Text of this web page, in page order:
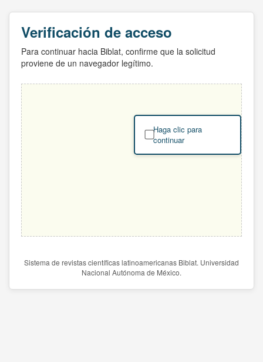
Verificación de acceso
Para continuar hacia Biblat, confirme que la solicitud
proviene de un navegador legítimo.
Haga clic para
continuar
Sistema de revistas científicas latinoamericanas Biblat. Universidad
Nacional Autónoma de México.